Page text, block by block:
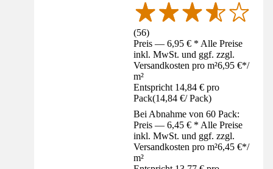
(56)
Preis — 6,95 € * Alle Preise
inkl. MwSt. und ggf. zzgl.
Versandkosten pro m²6,95 €*/
m²
Entspricht 14,84 € pro
Pack(14,84 €/ Pack)
Bei Abnahme von 60 Pack:
Preis — 6,45 € * Alle Preise
inkl. MwSt. und ggf. zzgl.
Versandkosten pro m²6,45 €*/
m²